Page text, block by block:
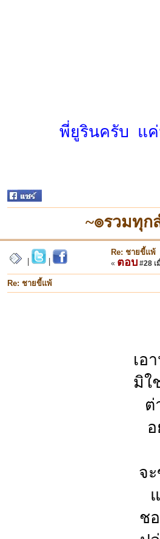
พี่ยูรินครับ แค่
~๏รวมทุ
Re: ชายขี้แพ้
« ตอบ #28 เ
Re: ชายขี้แพ้
เอ
มิใ
ต่
จ
ช